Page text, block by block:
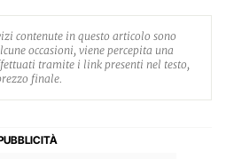
contenute in questo articolo sono
occasioni, viene percepita una
tramite i link presenti nel testo,
finale.